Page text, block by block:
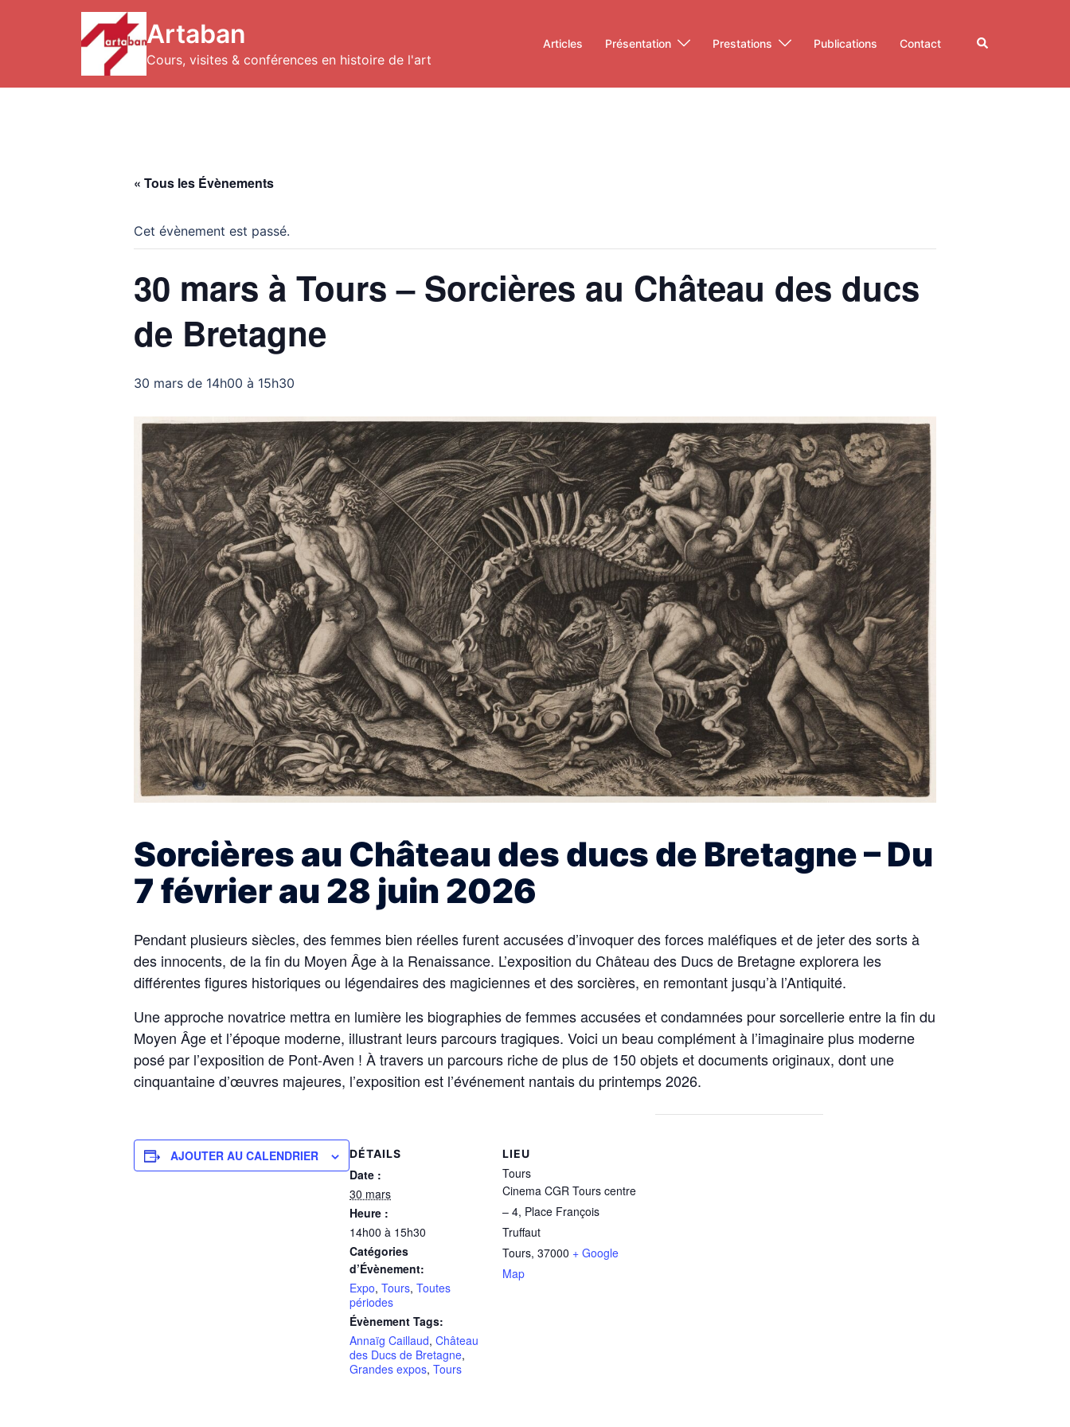
Artaban
Cours, visites & conférences en histoire de l'art
Articles Présentation Prestations Publications Contact Rechercher
« Tous les Évènements
Cet évènement est passé.
30 mars à Tours – Sorcières au Château des ducs
de Bretagne
30 mars de 14h00 à 15h30
Sorcières auChâteau des ducs de Bretagne – Du
7 février au 28 juin 2026
Pendant plusieurs siècles, des femmes bien réelles furent accusées d’invoquer des forces maléfiques et de jeter des sorts à
des innocents, de la fin du Moyen Âge à la Renaissance. L’exposition du Château des Ducs de Bretagne explorera les
différentes figures historiques ou légendaires des magiciennes et des sorcières, en remontant jusqu’à l’Antiquité.
Une approche novatrice mettra en lumière les biographies de femmes accusées et condamnées pour sorcellerie entre la fin du
Moyen Âge et l’époque moderne, illustrant leurs parcours tragiques. Voici un beau complément à l’imaginaire plus moderne
posé par l’exposition de Pont-Aven ! À travers un parcours riche de plus de 150 objets et documents originaux, dont une
cinquantaine d’œuvres majeures, l’exposition est l’événement nantais du printemps 2026.
AJOUTER AU CALENDRIER DÉTAILS
Date :
30 mars
Heure :
14h00 à 15h30
Catégories
d’Évènement:
Expo, Tours, Toutes
périodes
Évènement Tags:
Annaïg Caillaud, Château
des Ducs de Bretagne,
Grandes expos, Tours
LIEU
Tours
Cinema CGR Tours centre
– 4, Place François
Truffaut
Tours, 37000 + Google
Map